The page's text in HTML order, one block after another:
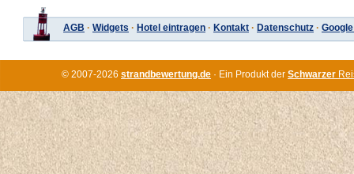
AGB · Widgets · Hotel eintragen · Kontakt · Datenschutz ·
© 2007-2026 strandbewertung.de · Ein Produkt der Schwarzer